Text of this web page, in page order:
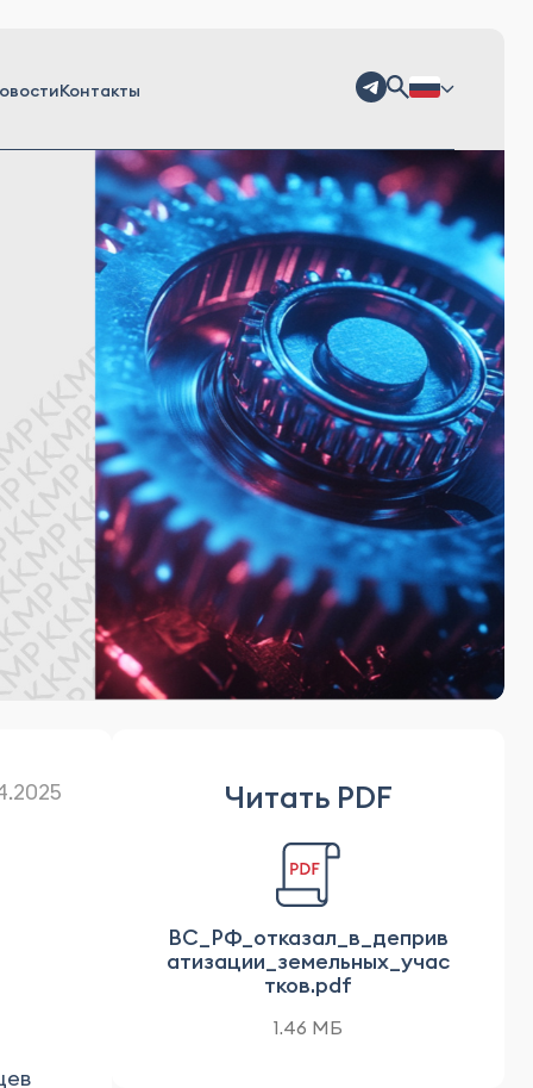
Контакты
Читать PDF
ВС_РФ_отказал_в_деприв
атизации_земельных_учас
тков.pdf
1.46 МБ